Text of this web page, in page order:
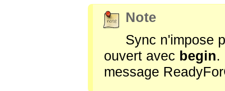
Note
Sync n'impose
ouvert avec begin.
message